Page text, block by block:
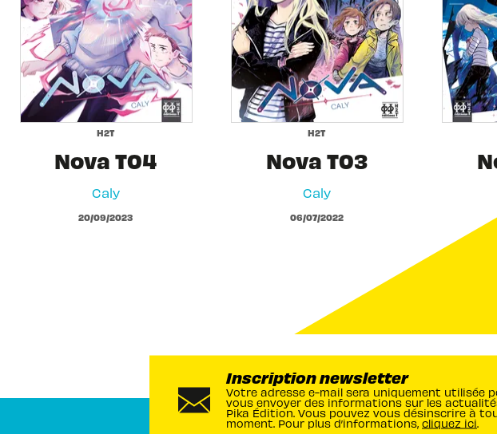
H2T
Nova T04
Caly
20/09/2023
H2T
Nova T03
Caly
06/07/2022
Inscription newsletter
Votre adresse e-mail sera uniquement utilisée
vous envoyer des informations sur les
Pika Édition. Vous pouvez vous désinscrire à
moment. Pour plus d’informations, cliquez ici.